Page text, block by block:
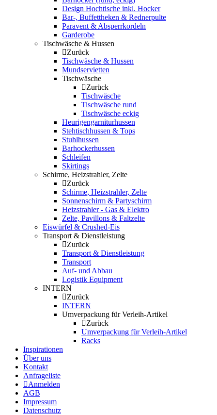
Design Hochtische inkl. Hocker
Bar-, Buffettheken & Rednerpulte
Paravent & Absperrkordeln
Garderobe
Tischwäsche & Hussen
Zurück
Tischwäsche & Hussen
Mundservietten
Tischwäsche
Zurück
Tischwäsche
Tischwäsche rund
Tischwäsche eckig
Heurigengarniturhussen
Stehtischhussen & Tops
Stuhlhussen
Barhockerhussen
Schleifen
Skirtings
Schirme, Heizstrahler, Zelte
Zurück
Schirme, Heizstrahler, Zelte
Sonnenschirm & Partyschirm
Heizstrahler - Gas & Elektro
Zelte, Pavillons & Faltzelte
Eiswürfel & Crushed-Eis
Transport & Dienstleistung
Zurück
Transport & Dienstleistung
Transport
Auf- und Abbau
Logistik Equipment
INTERN
Zurück
INTERN
Umverpackung für Verleih-Artikel
Zurück
Umverpackung für Verleih-Artikel
Racks
Inspirationen
Über uns
Kontakt
Anfrageliste
Anmelden
AGB
Impressum
Datenschutz